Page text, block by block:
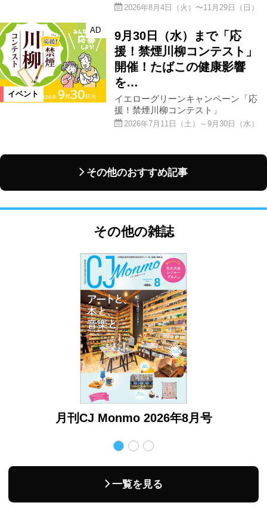
2026年8月4日（火）〜11月29日（日）
イベント
AD
9月30日（水）まで「応
援！禁煙川柳コンテスト」
開催！たばこの健康影響
を…
イエローグリーンキャンペーン「応
援！禁煙川柳コンテスト」
2026年7月11日（土）～9月30日（水）
その他のおすすめ記事
その他の雑誌
月刊CJ Monmo 2026年8月号
一覧を見る